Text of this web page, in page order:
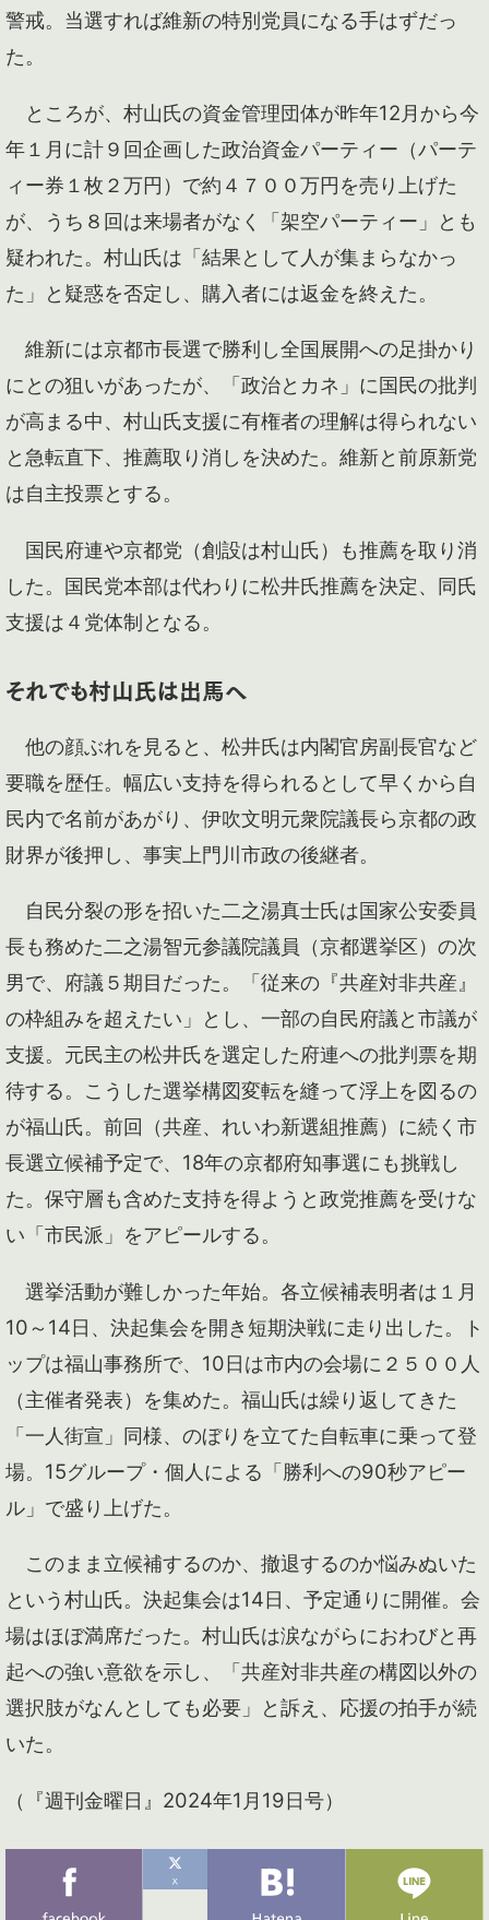
警戒。当選すれば維新の特別党員になる手はずだっ
た。
ところが、村山氏の資金管理団体が昨年12月から今
年１月に計９回企画した政治資金パーティー（パーテ
ィー券１枚２万円）で約４７００万円を売り上げた
が、うち８回は来場者がなく「架空パーティー」とも
疑われた。村山氏は「結果として人が集まらなかっ
た」と疑惑を否定し、購入者には返金を終えた。
維新には京都市長選で勝利し全国展開への足掛かり
にとの狙いがあったが、「政治とカネ」に国民の批判
が高まる中、村山氏支援に有権者の理解は得られない
と急転直下、推薦取り消しを決めた。維新と前原新党
は自主投票とする。
国民府連や京都党（創設は村山氏）も推薦を取り消
した。国民党本部は代わりに松井氏推薦を決定、同氏
支援は４党体制となる。
それでも村山氏は出馬へ
他の顔ぶれを見ると、松井氏は内閣官房副長官など
要職を歴任。幅広い支持を得られるとして早くから自
民内で名前があがり、伊吹文明元衆院議長ら京都の政
財界が後押し、事実上門川市政の後継者。
自民分裂の形を招いた二之湯真士氏は国家公安委員
長も務めた二之湯智元参議院議員（京都選挙区）の次
男で、府議５期目だった。「従来の『共産対非共産』
の枠組みを超えたい」とし、一部の自民府議と市議が
支援。元民主の松井氏を選定した府連への批判票を期
待する。こうした選挙構図変転を縫って浮上を図るの
が福山氏。前回（共産、れいわ新選組推薦）に続く市
長選立候補予定で、18年の京都府知事選にも挑戦し
た。保守層も含めた支持を得ようと政党推薦を受けな
い「市民派」をアピールする。
選挙活動が難しかった年始。各立候補表明者は１月
10～14日、決起集会を開き短期決戦に走り出した。ト
ップは福山事務所で、10日は市内の会場に２５００人
（主催者発表）を集めた。福山氏は繰り返してきた
「一人街宣」同様、のぼりを立てた自転車に乗って登
場。15グループ・個人による「勝利への90秒アピー
ル」で盛り上げた。
このまま立候補するのか、撤退するのか悩みぬいた
という村山氏。決起集会は14日、予定通りに開催。会
場はほぼ満席だった。村山氏は涙ながらにおわびと再
起への強い意欲を示し、「共産対非共産の構図以外の
選択肢がなんとしても必要」と訴え、応援の拍手が続
いた。
（『週刊金曜日』2024年1月19日号）